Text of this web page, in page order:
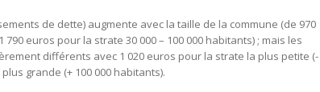
de dette) augmente avec la taille de la commune (de 970
euros pour la strate 30 000 – 100 000 habitants) ; mais les
différents avec 1 020 euros pour la strate la plus petite (-
grande (+ 100 000 habitants).